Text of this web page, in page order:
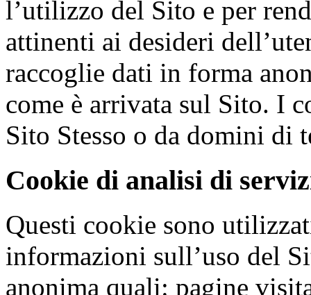
l’utilizzo del Sito e per
attinenti ai desideri
raccoglie dati in forma
come è arrivata sul Sito. I
Sito Stesso o da domini di
Cookie di analisi di
Questi cookie sono
informazioni sull’uso del
anonima quali: pagine